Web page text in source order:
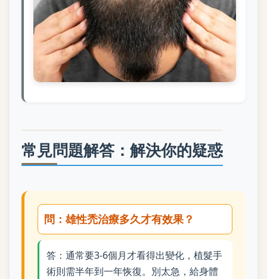
常見問題解答：解決你的疑惑
問：雄性禿治療多久才有效果？
答：通常要3-6個月才看得出變化，植髮手
術則需半年到一年恢復。別太急，給身體